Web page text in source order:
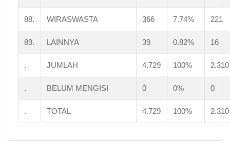
88. WIRASWASTA 366 7.74% 221
89. LAINNYA 39 0.82% 16
. JUMLAH 4.729 100% 2.310
. BELUM MENGISI 0 0% 0
. TOTAL 4.729 100% 2.310